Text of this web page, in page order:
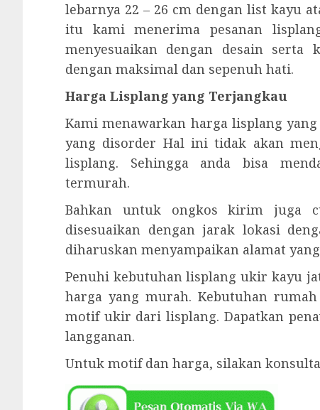
lebarnya 22 – 26 cm dengan list kayu
itu kami menerima pesanan
menyesuaikan dengan desain serta
dengan maksimal dan sepenuh hati.
Harga Lisplang yang Terjangkau
Kami menawarkan harga lisplang
yang disorder Hal ini tidak akan
lisplang. Sehingga anda bisa
termurah.
Bahkan untuk ongkos kirim juga
disesuaikan dengan jarak lokasi
diharuskan menyampaikan alamat
Penuhi kebutuhan lisplang ukir kayu
harga yang murah. Kebutuhan
motif ukir dari lisplang. Dapatkan
langganan.
Untuk motif dan harga, silakan